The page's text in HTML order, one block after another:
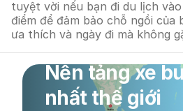
tuyệt vời nếu bạn đi du lịch
điểm để đảm bảo chỗ ngồi của
ưa thích và ngày đi mà không
Nền tảng xe
nhất thế giới